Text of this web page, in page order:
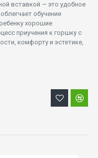
вставкой — это удобное
обучение
хорошие
приучения к горшку с
комфорту и эстетике,